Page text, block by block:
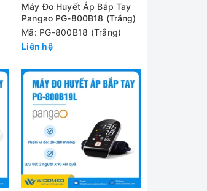
Máy Đo Huyết Áp Bắp Tay
Pangao PG-800B18 (Trắng)
Mã: PG-800B18 (Trắng)
Liên hệ